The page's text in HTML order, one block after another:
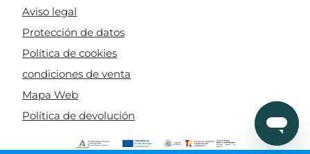
Aviso legal
Protección de datos
Política de cookies
condiciones de venta
Mapa Web
Política de devolución